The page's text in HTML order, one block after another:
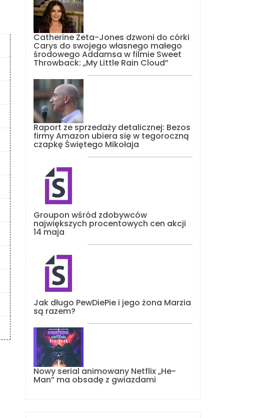
Catherine Zeta-Jones dzwoni do córki
Carys do swojego własnego małego
środowego Addamsa w filmie Sweet
Throwback: „My Little Rain Cloud”
Raport ze sprzedaży detalicznej: Bezos
firmy Amazon ubiera się w tegoroczną
czapkę Świętego Mikołaja
Groupon wśród zdobywców
największych procentowych cen akcji
14 maja
Jak długo PewDiePie i jego żona Marzia
są razem?
Nowy serial animowany Netflix „He-
Man” ma obsadę z gwiazdami